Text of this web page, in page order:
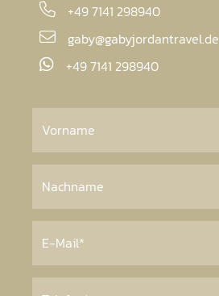
+49 7141 298940
gaby@gabyjordantravel.de
+49 7141 298940